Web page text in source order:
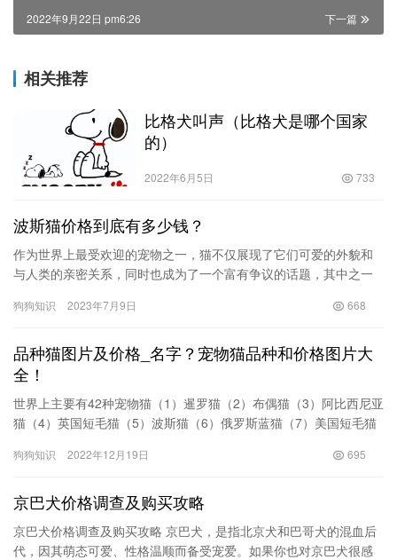
下一篇
2022年9月22日 pm6:26
相关推荐
比格犬叫声（比格犬是哪个国家
的）
2022年6月5日 733
波斯猫价格到底有多少钱？
作为世界上最受欢迎的宠物之一，猫不仅展现了它们可爱的外貌和
与人类的亲密关系，同时也成为了一个富有争议的话题，其中之一
们具有…
狗狗知识 2023年7月9日 668
品种猫图片及价格_名字？宠物猫品种和价格图片大
全！
世界上主要有42种宠物猫（1）暹罗猫（2）布偶猫（3）阿比西尼亚
猫（4）英国短毛猫（5）波斯猫（6）俄罗斯蓝猫（7）美国短毛猫
狗狗知识 2022年12月19日 695
京巴犬价格调查及购买攻略
京巴犬价格调查及购买攻略 京巴犬，是指北京犬和巴哥犬的混血后
代，因其萌态可爱、性格温顺而备受宠爱。如果你也对京巴犬很感